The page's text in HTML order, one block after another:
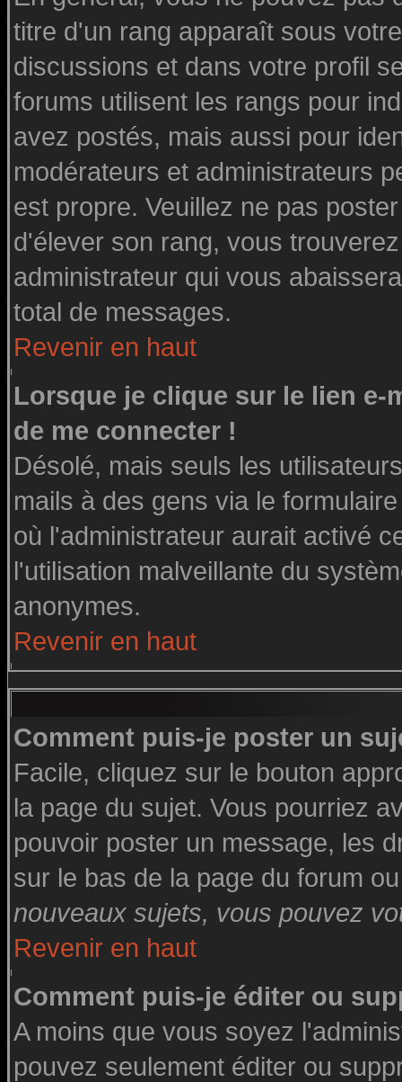
titre d'un rang apparaît sous
discussions et dans votre profil
forums utilisent les rangs pour
avez postés, mais aussi pour
modérateurs et administrateurs
est propre. Veuillez ne pas
d'élever son rang, vous
administrateur qui vous
total de messages.
Revenir en haut
Lorsque je clique sur le lien e-
de me connecter !
Désolé, mais seuls les
mails à des gens via le
où l'administrateur aurait activé
l'utilisation malveillante du
anonymes.
Revenir en haut
Comment puis-je poster un
Facile, cliquez sur le bouton
la page du sujet. Vous pourriez
pouvoir poster un message, les
sur le bas de la page du forum
nouveaux sujets, vous pouvez
Revenir en haut
Comment puis-je éditer ou
A moins que vous soyez
pouvez seulement éditer ou